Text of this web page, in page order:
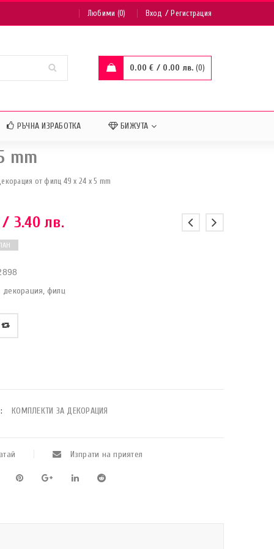
Любими (0) Вход /Регистрация
0.00€ / 0.00 лв. 0
РЪЧНА ИЗРАБОТКА БИЖУТА
mm
от филц 49 x 24 x 5 mm
3.40 лв.
декорация, филц
КОМПЛЕКТИ ЗА ДЕКОРАЦИЯ
Изпрати на приятел